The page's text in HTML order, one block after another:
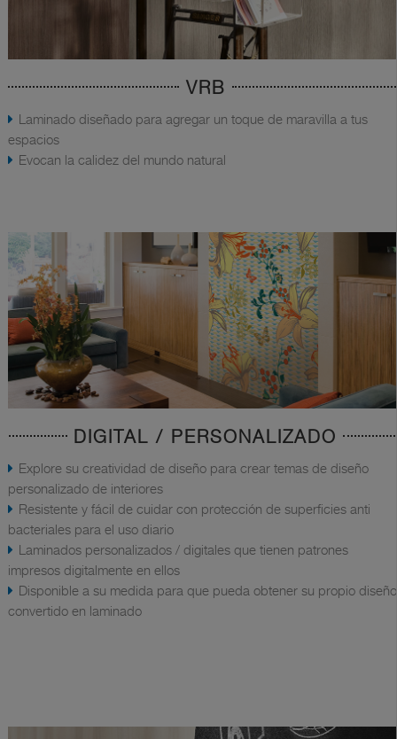
VRB
Laminado diseñado para agregar un toque de maravilla a tus
espacios
Evocan la calidez del mundo natural
DIGITAL / PERSONALIZADO
Explore su creatividad de diseño para crear temas de diseño
personalizado de interiores
Resistente y fácil de cuidar con protección de superficies anti
bacteriales para el uso diario
Laminados personalizados / digitales que tienen patrones
impresos digitalmente en ellos
Disponible a su medida para que pueda obtener su propio diseño
convertido en laminado